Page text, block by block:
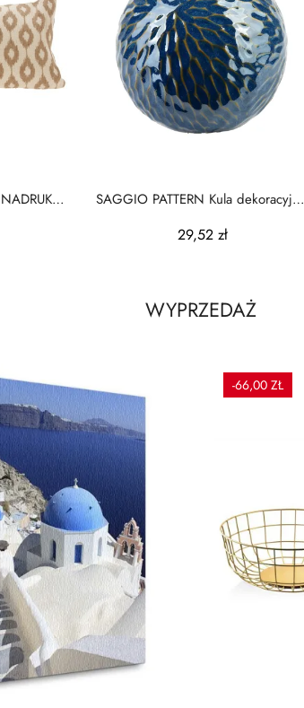
SAGGIO PATTERN Kula dekoracyjna
29,52 zł
WYPRZEDAŻ
-66,00 ZŁ